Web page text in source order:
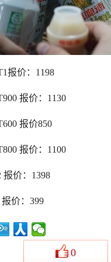
报价：1198
报价：1130
报价850
报价：1100
报价：1398
价：399
0